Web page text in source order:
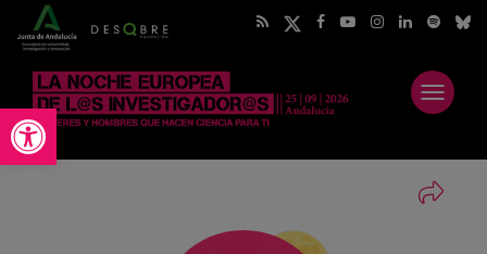
Abrir barra de herramientas
Abrir
menú